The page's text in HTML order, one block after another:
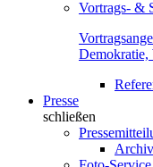
Vortrags- &
Demokratie,
Presse
schließen
Archiv